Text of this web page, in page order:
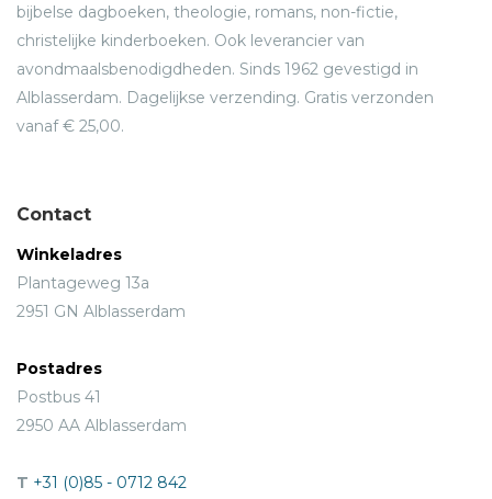
bijbelse dagboeken, theologie, romans, non-fictie,
christelijke kinderboeken. Ook leverancier van
avondmaalsbenodigdheden. Sinds 1962 gevestigd in
Alblasserdam. Dagelijkse verzending. Gratis verzonden
vanaf € 25,00.
Contact
Winkeladres
Plantageweg 13a
2951 GN Alblasserdam
Postadres
Postbus 41
2950 AA Alblasserdam
T +31 (0)85 - 0712 842